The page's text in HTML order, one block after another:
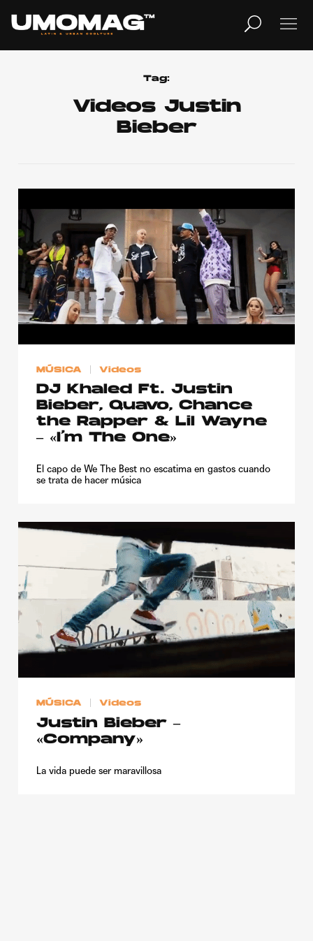
TV
Home
Cover Story
Publicidad
© 2015-2022 UMOMAG. PROPIEDAD DE UMO agency. TODOS LOS
DERECHOS RESERVADOS.
Tag:
Videos Justin
Bieber
MÚSICA Videos
DJ Khaled Ft. Justin
Bieber, Quavo, Chance
the Rapper & Lil Wayne
– «I’m The One»
El capo de We The Best no escatima en gastos cuando
se trata de hacer música
MÚSICA Videos
Justin Bieber –
«Company»
La vida puede ser maravillosa